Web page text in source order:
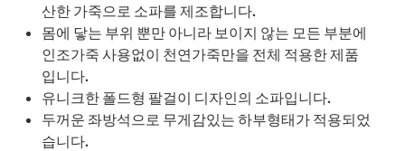
산한 가죽으로 소파를 제조합니다.
몸에 닿는 부위 뿐만 아니라 보이지 않는 모든 부분에
인조가죽 사용없이 천연가죽만을 전체 적용한 제품
입니다.
유니크한 폴드형 팔걸이 디자인의 소파입니다.
두꺼운 좌방석으로 무게감있는 하부형태가 적용되었
습니다.